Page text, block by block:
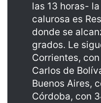
las 13 horas-
calurosa es
donde se
grados. Le
Corrientes,
Carlos de
Buenos Aires,
Córdoba, con